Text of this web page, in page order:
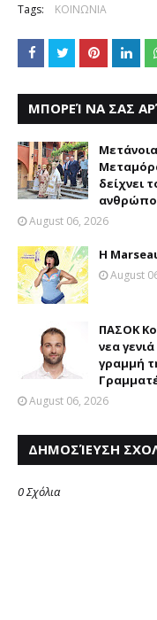
Tags: ΚΟΙΝΩΝΙΑ
ΜΠΟΡΕΊ ΝΑ ΣΑΣ
δείχνει
August 06, 2026
Η
August
ΠΑΣΟΚ
νεα
γραμμή
August 06, 2026
ΔΗΜΟΣΊΕΥΣΗ
0 Σχόλια